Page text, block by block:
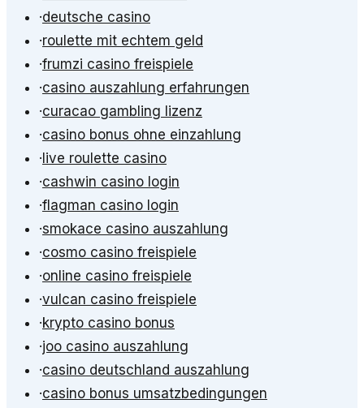
·deutsche casino
·roulette mit echtem geld
·frumzi casino freispiele
·casino auszahlung erfahrungen
·curacao gambling lizenz
·casino bonus ohne einzahlung
· live roulette casino
·cashwin casino login
·flagman casino login
·smokace casino auszahlung
·cosmo casino freispiele
·online casino freispiele
·vulcan casino freispiele
·krypto casino bonus
·joo casino auszahlung
·casino deutschland auszahlung
·casino bonus umsatzbedingungen